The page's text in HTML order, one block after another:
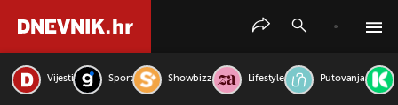
Vijesti Sport Showbizz Lifestyle Putovanja
PRETRAŽITE VIJESTI